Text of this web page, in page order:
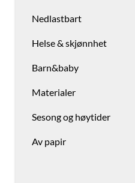
Nedlastbart
Helse & skjønnhet
Barn&baby
Materialer
Sesong og høytider
Av papir